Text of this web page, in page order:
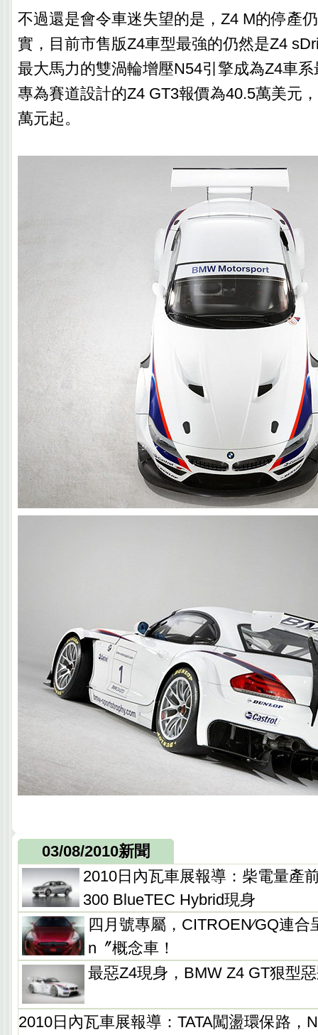
不過還是會令車迷失望的是，Z4 M的停產
實，目前市售版Z4車型最強的仍然是Z4
最大馬力的雙渦輪增壓N54引擎成為Z4車
專為賽道設計的Z4 GT3報價為40.5萬美元
萬元起。
03/08/2010新聞
2010日內瓦車展報導：柴電量產
300 BlueTEC Hybrid現身
四月號專屬，CITROEN∕GQ連
n〞概念車！
最惡Z4現身，BMW Z4 GT狠型
2010日內瓦車展報導：TATA闖盪環保路，